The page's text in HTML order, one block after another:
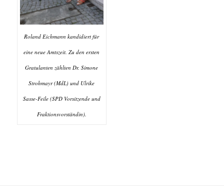
Roland Eichmann kandidiert für
eine neue Amtszeit. Zu den ersten
Gratulanten zählten Dr. Simone
Strohmayr (MdL) und Ulrike
Sasse-Feile (SPD Vorsitzende und
Fraktionsvorständin).